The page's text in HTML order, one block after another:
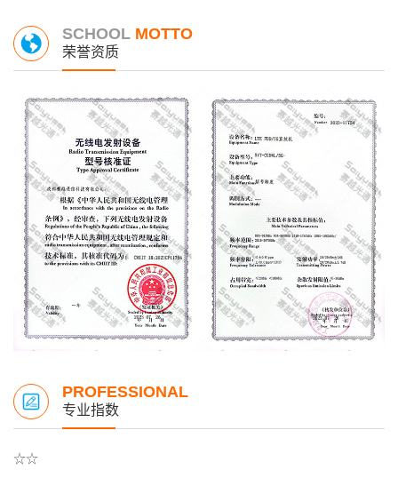
SCHOOL MOTTO
荣誉资质
PROFESSIONAL
专业指数
☆☆